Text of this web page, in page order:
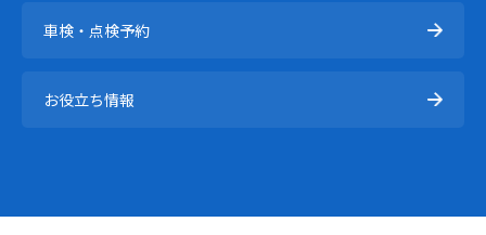
車検・点検予約
お役立ち情報